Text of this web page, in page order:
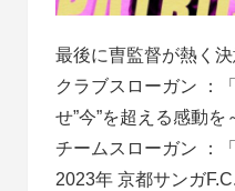
最後に曺監督が熱く
クラブスローガン ：
せ”今”を超える感動を
チームスローガン ：
2023年 京都サンガ